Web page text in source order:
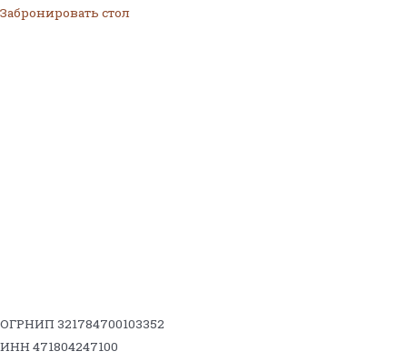
Забронировать стол
ОГРНИП 321784700103352
ИНН 471804247100